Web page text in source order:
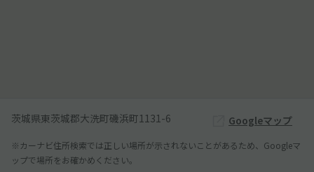
茨城県東茨城郡大洗町磯浜町1131-6 Googleマップ
※カーナビ住所検索では正しい場所が示されないことがあるため、Googleマ
ップで場所をお確かめください。